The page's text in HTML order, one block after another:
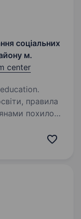
соціальних
м.
center
похилого
голови;